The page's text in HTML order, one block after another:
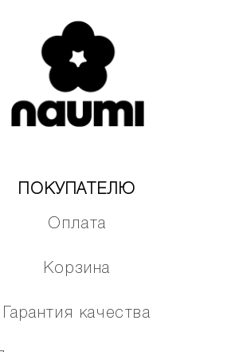
ПОКУПАТЕЛЮ
Оплата
Корзина
Гарантия качества